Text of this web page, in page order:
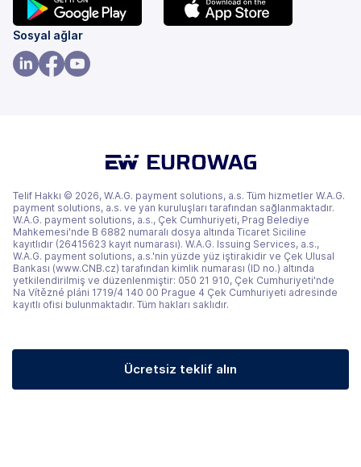
(yeni
bir
sekmede)
Sosyal ağlar
Telif Hakkı © 2026, W.A.G. payment solutions, a.s. Tüm hizmetler W.A.G.
payment solutions, a.s. ve yan kuruluşları tarafından sağlanmaktadır.
W.A.G. payment solutions, a.s., Çek Cumhuriyeti, Prag Belediye
Mahkemesi'nde B 6882 numaralı dosya altında Ticaret Siciline
kayıtlıdır (26415623 kayıt numarası). W.A.G. Issuing Services, a.s.,
W.A.G. payment solutions, a.s.'nin yüzde yüz iştirakidir ve Çek Ulusal
Bankası (www.CNB.cz) tarafından kimlik numarası (ID no.) altında
yetkilendirilmiş ve düzenlenmiştir: 050 21 910, Çek Cumhuriyeti'nde
Na Vítězné pláni 1719/4 140 00 Prague 4 Çek Cumhuriyeti adresinde
kayıtlı ofisi bulunmaktadır. Tüm hakları saklıdır.
Ücretsiz teklif alın